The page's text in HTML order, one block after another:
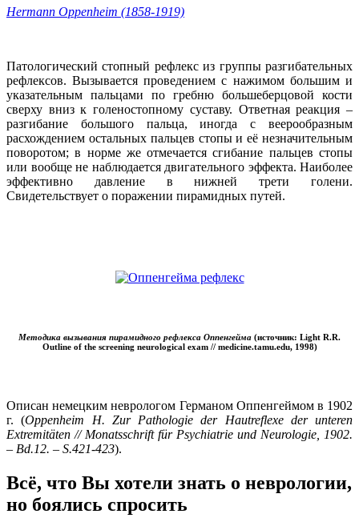
Hermann Oppenheim (1858-1919)
Патологический стопный рефлекс из группы разгибательных
рефлексов. Вызывается проведением с нажимом большим и
указательным пальцами по гребню большеберцовой кости
сверху вниз к голеностопному суставу. Ответная реакция –
разгибание большого пальца, иногда с веерообразным
расхождением остальных пальцев стопы и её незначительным
поворотом; в норме же отмечается сгибание пальцев стопы
или вообще не наблюдается двигательного эффекта. Наиболее
эффективно давление в нижней трети голени.
Свидетельствует о поражении пирамидных путей.
Методика вызывания пирамидного рефлекса Оппенгейма (источник: Light R.R.
Outline of the screening neurological exam // medicine.tamu.edu, 1998)
Описан немецким неврологом Германом Оппенгеймом в 1902
г. (Oppenheim H. Zur Pathologie der Hautreflexe der unteren
Extremitäten // Monatsschrift für Psychiatrie und Neurologie , 1902.
– Bd.12. – S.421-423).
Всё, что Вы хотели знать о неврологии,
но боялись спросить